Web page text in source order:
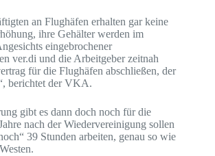
an Flughäfen erhalten gar keine
ihre Gehälter werden im
eingebrochener
ver.di und die Arbeitgeber zeitnah
für die Flughäfen abschließen, der
berichtet der VKA.
gibt es dann doch noch für die
nach der Wiedervereinigung sollen
39 Stunden arbeiten, genau so wie